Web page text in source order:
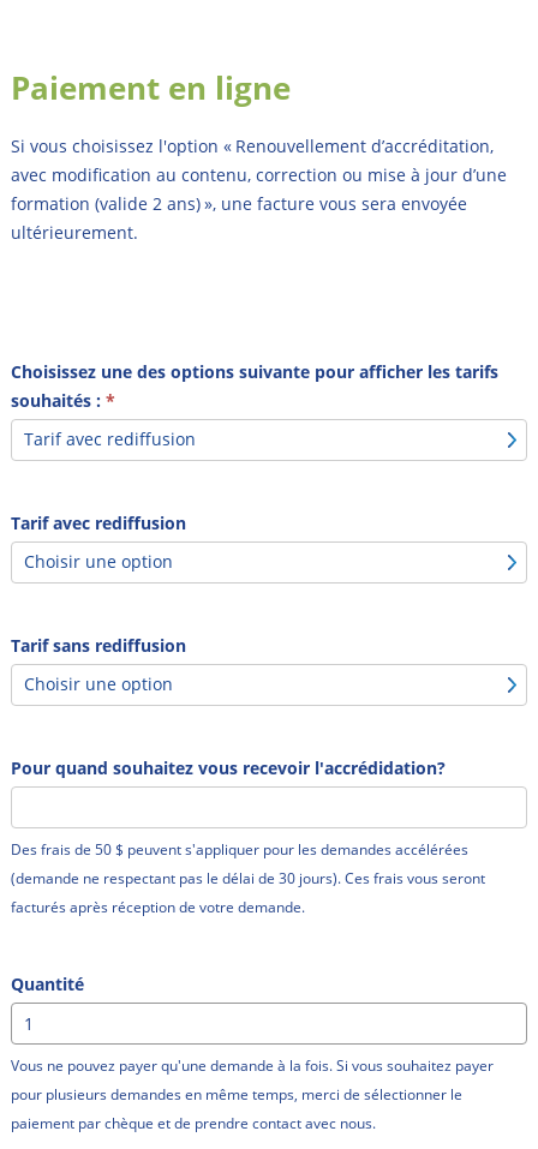
Paiement en ligne
Si vous choisissez l'option « Renouvellement d’accréditation,
avec modification au contenu, correction ou mise à jour d’une
formation (valide 2 ans) », une facture vous sera envoyée
ultérieurement.
Choisissez une des options suivante pour afficher les tarifs
souhaités : *
Tarif avec rediffusion
Tarif sans rediffusion
Pour quand souhaitez vous recevoir l'accrédidation?
Des frais de 50 $ peuvent s'appliquer pour les demandes accélérées
(demande ne respectant pas le délai de 30 jours). Ces frais vous seront
facturés après réception de votre demande.
Quantité
Vous ne pouvez payer qu'une demande à la fois. Si vous souhaitez payer
pour plusieurs demandes en même temps, merci de sélectionner le
paiement par chèque et de prendre contact avec nous.